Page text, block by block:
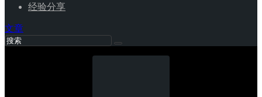
经验分享
文章